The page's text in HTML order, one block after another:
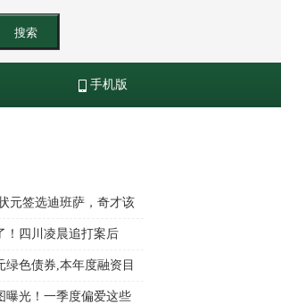
搜索
手机版
元签选迪班萨，奇才该
！四川凌晨追打案后
袭警细节被扒
绿色债券,本年度融资目
曝光！一季度偏爱这些